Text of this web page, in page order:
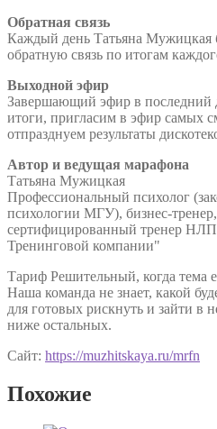
Обратная связь
Каждый день Татьяна Мужицкая
обратную связь по итогам
Выходной эфир
Завершающий эфир в последний
итоги, пригласим в эфир самых
отпразднуем результаты
Автор и ведущая марафона
Татьяна Мужицкая
Профессиональный психолог
психологии МГУ), бизнес-
сертифицированный тренер
Тренинговой компании"
Тариф Решительный, когда тема
Наша команда не знает, какой
для готовых рискнуть и зайти в
ниже остальных.
Сайт: https://muzhitskaya.ru/mrfn
Похожие